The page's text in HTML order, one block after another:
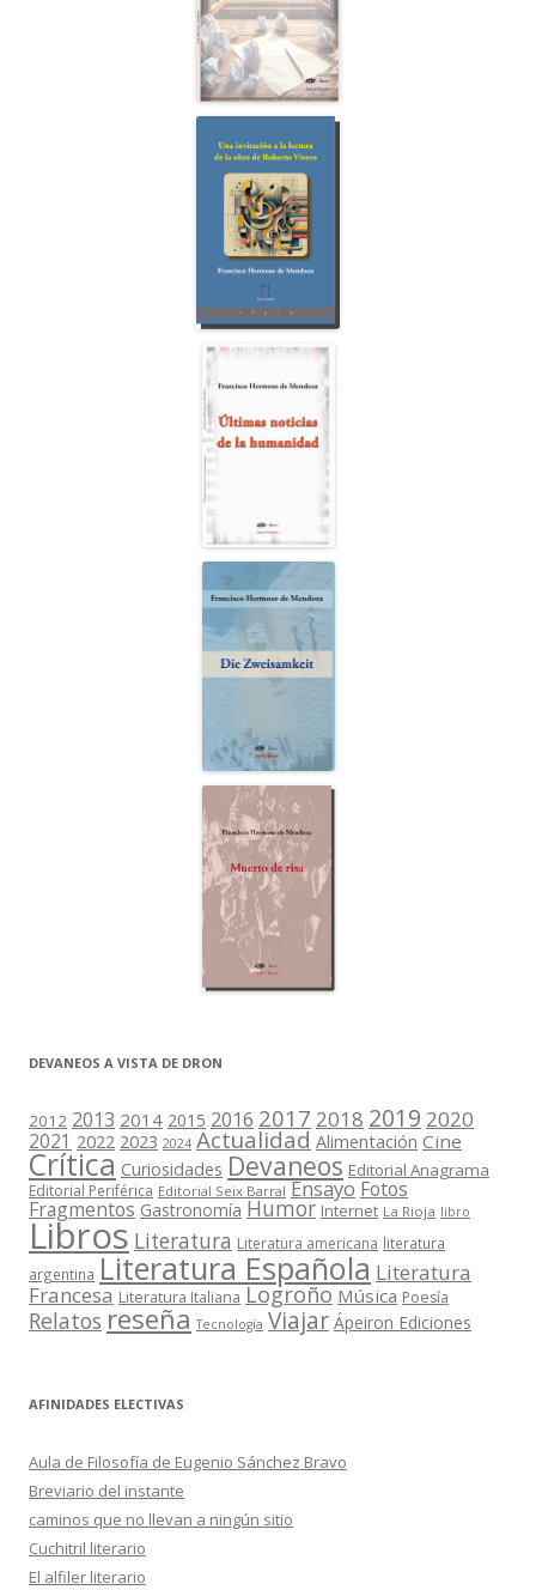
DEVANEOS A VISTA DE DRON
2012 2013 2014 2015 2016 2017 2018 2019 2020
2021 2022 2023 2024 Actualidad Alimentación Cine
Crítica Curiosidades Devaneos Editorial Anagrama
Editorial Periférica Editorial Seix Barral Ensayo Fotos
Fragmentos Gastronomía Humor Internet La Rioja libro
Libros Literatura Literatura americana literatura
argentina Literatura Española Literatura
Francesa Literatura Italiana Logroño Música Poesía
Relatos reseña Tecnología Viajar Ápeiron Ediciones
AFINIDADES ELECTIVAS
Aula de Filosofía de Eugenio Sánchez Bravo
Breviario del instante
caminos que no llevan a ningún sitio
Cuchitril literario
El alfiler literario